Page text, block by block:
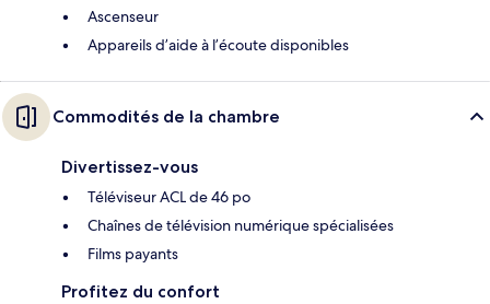
Ascenseur
Appareils d’aide à l’écoute disponibles
Commodités de la chambre
Divertissez-vous
Téléviseur ACL de 46 po
Chaînes de télévision numérique spécialisées
Films payants
Profitez du confort